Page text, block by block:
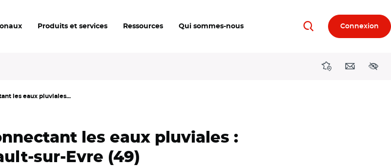
Produits et services Ressources Qui sommes-nous RechercherConnexion
DirectionsContact
les eaux pluviales...
les eaux pluviales :
sur-Evre (49)